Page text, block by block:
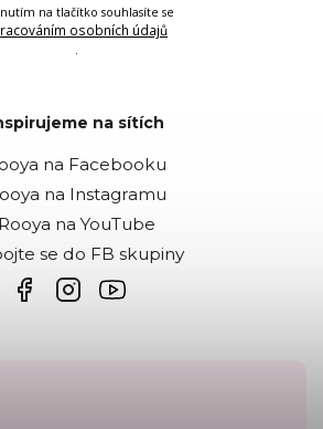
na tlačítko souhlasíte se
osobních údajů
na sítích
na Facebooku
na Instagramu
Rooya na YouTube
se do FB skupiny